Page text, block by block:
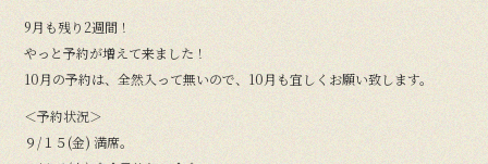
9月も残り2週間！
やっと予約が増えて来ました！
10月の予約は、全然入って無いので、10月も宜しくお願い致します。
＜予約状況＞
９/１５(金) 満席。